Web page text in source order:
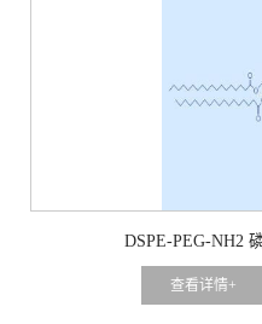
DSPE-PEG-NH2
查看详情+